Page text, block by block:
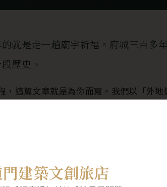
就是走一趟廟宇祈福。府城三百多
歷史。
，這篇文章就是為你而寫。我們以「外
位置整理成一條清楚的動線：先走中西
一站除了介紹歷史與主祀神明，也會告
而是真正帶著祝福回家。
正是這趟祈福之旅能否順暢的關鍵——
這麼重視過年拜拜」談起。
建築文創旅店